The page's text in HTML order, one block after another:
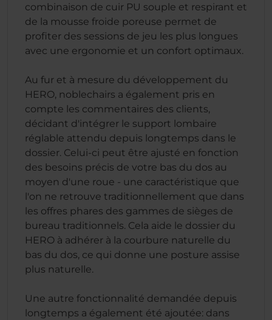
combinaison de cuir PU souple et respirant et
de la mousse froide poreuse permet de
profiter des sessions de jeu les plus longues
avec une ergonomie et un confort optimaux.
Au fur et à mesure du développement du
HERO, noblechairs a également pris en
compte les commentaires des clients,
décidant d'intégrer le support lombaire
réglable attendu depuis longtemps dans le
dossier. Celui-ci peut être ajusté en fonction
des besoins précis de votre bas du dos au
moyen d'une roue - une caractéristique que
l'on ne retrouve traditionnellement que dans
les offres phares des gammes de sièges de
bureau traditionnels. Cela aide le dossier du
HERO à adhérer à la courbure naturelle du
bas du dos, ce qui donne une posture assise
plus naturelle.
Une autre fonctionnalité demandée depuis
longtemps a également été ajoutée: dans